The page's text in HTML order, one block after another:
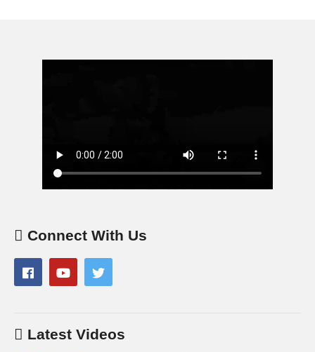
Connect With Us
Latest Videos